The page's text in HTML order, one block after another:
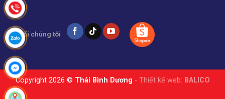
Kết nối chúng tôi
Copyright 2026 © Thái Bình Dương - Thiết kế web: BALICO